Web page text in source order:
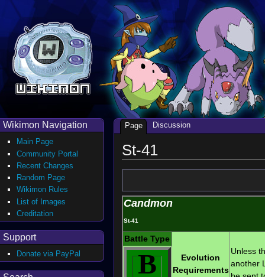
St-41
Candmon
St-41
Battle Type
Evolution
Requirements
Unless
another
B
Page Discussion
Wikimon Navigation
Main Page
Community Portal
Recent Changes
Random Page
Wikimon Rules
List of Images
Creditation
Support
Donate via PayPal